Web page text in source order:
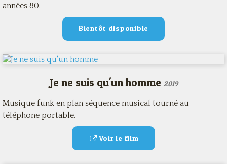
années 80.
Bientôt disponible
Je ne suis qu'un homme 2019
Musique funk en plan séquence musical tourné au
téléphone portable.
Voir le film